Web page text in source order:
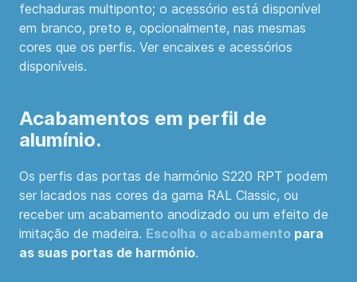
fechaduras multiponto; o acessório está disponível
em branco, preto e, opcionalmente, nas mesmas
cores que os perfis. Ver encaixes e acessórios
disponíveis.
Acabamentos em perfil de
alumínio.
Os perfis das portas de harmónio S220 RPT podem
ser lacados nas cores da gama RAL Classic, ou
receber um acabamento anodizado ou um efeito de
imitação de madeira. Escolha o acabamentopara
as suas portas de harmónio.